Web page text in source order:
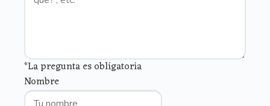
*La pregunta es obligatoria
Nombre